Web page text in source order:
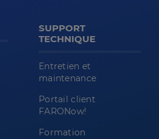
SUPPORT
TECHNIQUE
Entretien et
maintenance
Portail client
FARONow!
Formation